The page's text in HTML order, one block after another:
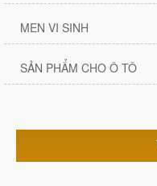
MEN VI SINH
SẢN PHẨM CHO Ô TÔ